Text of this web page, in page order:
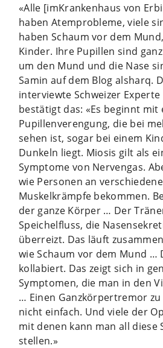
«Alle [imKrankenhaus von
haben Atemprobleme, viele
haben Schaum vor dem
Kinder. Ihre Pupillen sind
um den Mund und die Nase
Samin auf dem Blog alsharq.
interviewte Schweizer Experte
bestätigt das: «Es beginnt
Pupillenverengung, die bei
sehen ist, sogar bei einem
Dunkeln liegt. Miosis gilt als
Symptome von Nervengas.
wie Personen an
Muskelkrämpfe bekommen.
der ganze Körper … Der
Speichelfluss, die
überreizt. Das läuft
wie Schaum vor dem Mund …
kollabiert. Das zeigt sich in
Symptomen, die man in den
… Einen Ganzkörpertremor
nicht einfach. Und viele der
mit denen kann man all diese
stellen.»